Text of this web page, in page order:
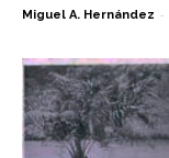
Miguel A. Hernández -